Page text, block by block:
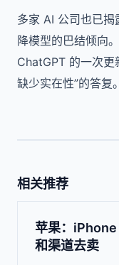
多家 AI 公司也已
降模型的巴结倾向
ChatGPT 的一次更
缺少实在性”的答复。
相关推荐
苹果：iPhone
和渠道去卖